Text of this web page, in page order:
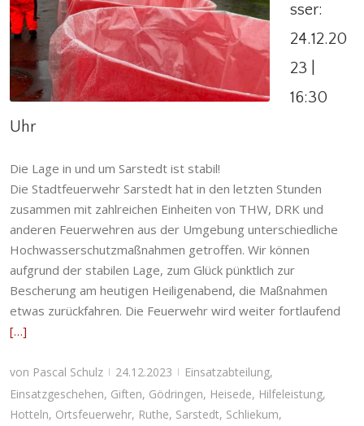
Update Hochwasser: 24.12.2023 | 16:30 Uhr
Einsatzabteilung,Einsatzgeschehen,Giften,
Gödringen,Heisede , Hilfeleistung Hotteln,
Ortsfeuerwehr , Ruthe,Sarstedt,Schliekum
Stadtfeuerwehr
sser:
24.12.20
23 |
16:30
Uhr
Die Lage in und um Sarstedt ist stabil!
Die Stadtfeuerwehr Sarstedt hat in den letzten Stunden
zusammen mit zahlreichen Einheiten von THW, DRK und
anderen Feuerwehren aus der Umgebung unterschiedliche
Hochwasserschutzmaßnahmen getroffen. Wir können
aufgrund der stabilen Lage, zum Glück pünktlich zur
Bescherung am heutigen Heiligenabend, die Maßnahmen
etwas zurückfahren. Die Feuerwehr wird weiter fortlaufend
[…]
von Pascal Schulz | 24.12.2023 | Einsatzabteilung,
Einsatzgeschehen, Giften, Gödringen, Heisede, Hilfeleistung,
Hotteln, Ortsfeuerwehr, Ruthe, Sarstedt, Schliekum,